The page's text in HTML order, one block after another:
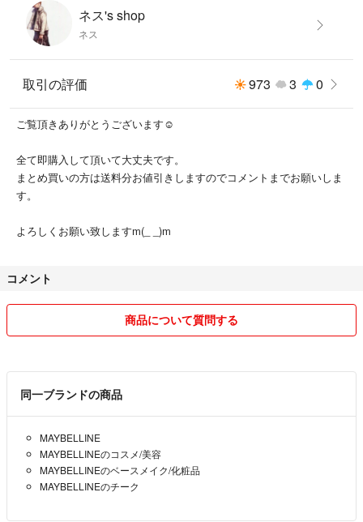
ネス's shop
ネス
取引の評価 973 3 0
ご覧頂きありがとうございます☺︎
全て即購入して頂いて大丈夫です。
まとめ買いの方は送料分お値引きしますのでコメントまでお願いしま
す。
よろしくお願い致しますm(_ _)m
コメント
商品について質問する
同一ブランドの商品
MAYBELLINE
MAYBELLINEのコスメ/美容
MAYBELLINEのベースメイク/化粧品
MAYBELLINEのチーク